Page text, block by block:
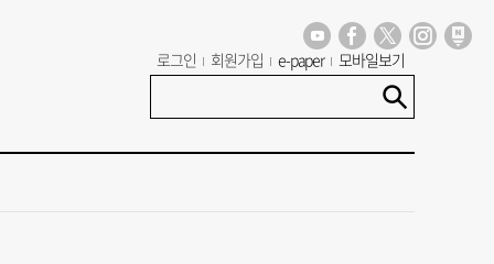
로그인 회원가입 e-paper 모바일보기